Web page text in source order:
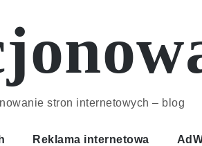
stron internetowych – blog
Reklama internetowa